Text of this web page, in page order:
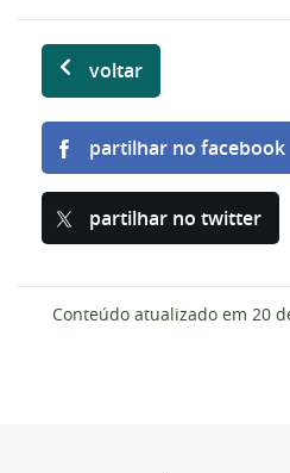
voltar
partilhar no facebook
partilhar no twitter
Conteúdo atualizado em 20